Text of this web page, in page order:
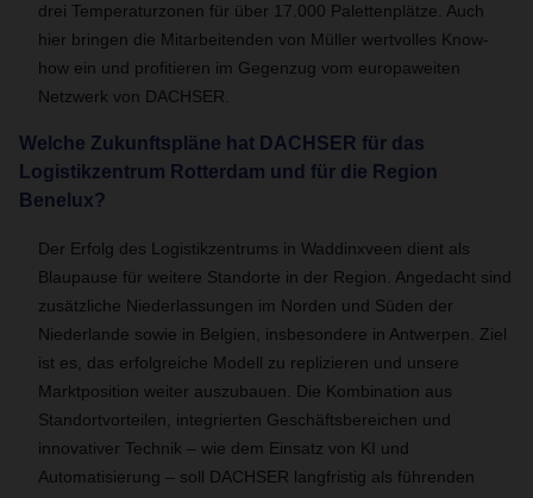
drei Temperaturzonen für über 17.000 Palettenplätze. Auch
hier bringen die Mitarbeitenden von Müller wertvolles Know-
how ein und profitieren im Gegenzug vom europaweiten
Netzwerk von DACHSER.
Welche Zukunftspläne hat DACHSER für das
Logistikzentrum Rotterdam und für die Region
Benelux?
Der Erfolg des Logistikzentrums in Waddinxveen dient als
Blaupause für weitere Standorte in der Region. Angedacht sind
zusätzliche Niederlassungen im Norden und Süden der
Niederlande sowie in Belgien, insbesondere in Antwerpen. Ziel
ist es, das erfolgreiche Modell zu replizieren und unsere
Marktposition weiter auszubauen. Die Kombination aus
Standortvorteilen, integrierten Geschäftsbereichen und
innovativer Technik – wie dem Einsatz von KI und
Automatisierung – soll DACHSER langfristig als führenden